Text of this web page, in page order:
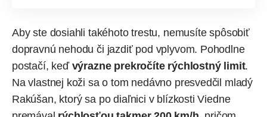
Aby ste dosiahli takéhoto trestu, nemusíte spôsobiť
dopravnú nehodu či jazdiť pod vplyvom. Pohodlne
postačí, keď výrazne prekročíte rýchlostný limit.
Na vlastnej koži sa o tom nedávno presvedčil mladý
Rakúšan, ktorý sa po diaľnici v blízkosti Viedne